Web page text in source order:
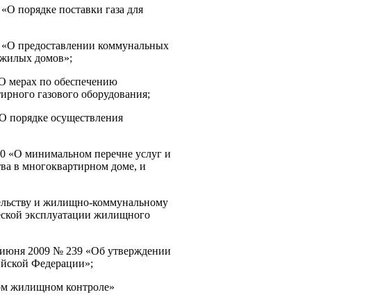
порядке поставки газа для
предоставлении коммунальных
домов»;
мерах по обеспечению
газового оборудования;
порядке осуществления
«О минимальном перечне услуг и
в многоквартирном доме, и
и жилищно-коммунальному
эксплуатации жилищного
июня 2009 № 239 «Об утверждении
Федерации»;
жилищном контроле»